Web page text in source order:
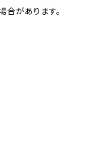
があります。